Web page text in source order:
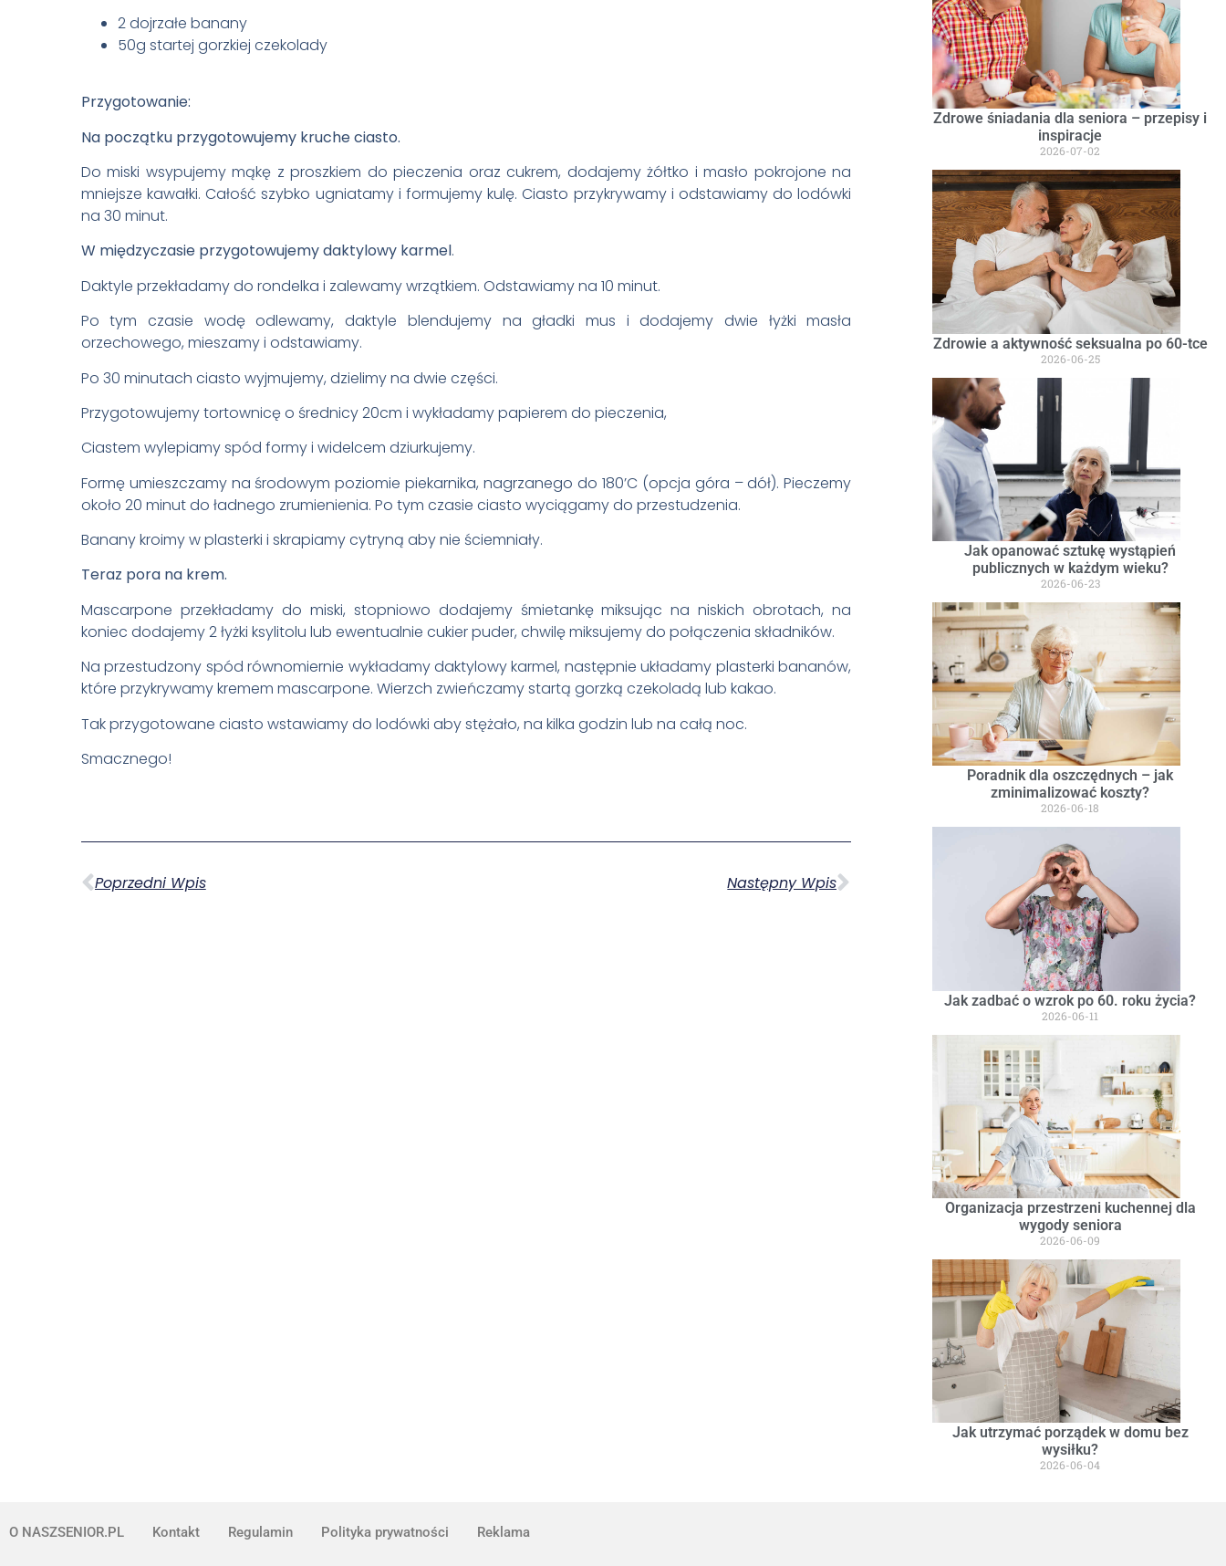
2 dojrzałe banany
50g startej gorzkiej czekolady
Przygotowanie:
Na początku przygotowujemy kruche ciasto.
Do miski wsypujemy mąkę z proszkiem do pieczenia oraz cukrem, dodajemy żółtko i masło pokrojone na
mniejsze kawałki. Całość szybko ugniatamy i formujemy kulę. Ciasto przykrywamy i odstawiamy do lodówki
na 30 minut.
W międzyczasie przygotowujemy daktylowy karmel.
Daktyle przekładamy do rondelka i zalewamy wrzątkiem. Odstawiamy na 10 minut.
Po tym czasie wodę odlewamy, daktyle blendujemy na gładki mus i dodajemy dwie łyżki masła
orzechowego, mieszamy i odstawiamy.
Po 30 minutach ciasto wyjmujemy, dzielimy na dwie części.
Przygotowujemy tortownicę o średnicy 20cm i wykładamy papierem do pieczenia,
Ciastem wylepiamy spód formy i widelcem dziurkujemy.
Formę umieszczamy na środowym poziomie piekarnika, nagrzanego do 180’C (opcja góra – dół). Pieczemy
około 20 minut do ładnego zrumienienia. Po tym czasie ciasto wyciągamy do przestudzenia.
Banany kroimy w plasterki i skrapiamy cytryną aby nie ściemniały.
Teraz pora na krem.
Mascarpone przekładamy do miski, stopniowo dodajemy śmietankę miksując na niskich obrotach, na
koniec dodajemy 2 łyżki ksylitolu lub ewentualnie cukier puder, chwilę miksujemy do połączenia składników.
Na przestudzony spód równomiernie wykładamy daktylowy karmel, następnie układamy plasterki bananów,
które przykrywamy kremem mascarpone. Wierzch zwieńczamy startą gorzką czekoladą lub kakao.
Tak przygotowane ciasto wstawiamy do lodówki aby stężało, na kilka godzin lub na całą noc.
Smacznego!
Poprzedni Wpis Następny Wpis
Zdrowe śniadania dla seniora – przepisy i
inspiracje
2026-07-02
Zdrowie a aktywność seksualna po 60-tce
2026-06-25
Jak opanować sztukę wystąpień
publicznych w każdym wieku?
2026-06-23
Poradnik dla oszczędnych – jak
zminimalizować koszty?
2026-06-18
Jak zadbać o wzrok po 60. roku życia?
2026-06-11
Organizacja przestrzeni kuchennej dla
wygody seniora
2026-06-09
Jak utrzymać porządek w domu bez
wysiłku?
2026-06-04
O NASZSENIOR.PL Kontakt Regulamin Polityka prywatności Reklama